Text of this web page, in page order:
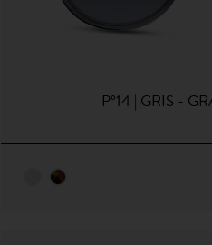
P°14 | GRIS -